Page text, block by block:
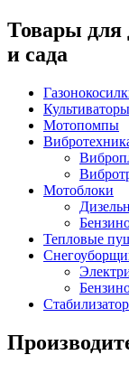
Товары для
и сада
Культиваторы
Мотопомпы
Мотоблоки
Тепловые